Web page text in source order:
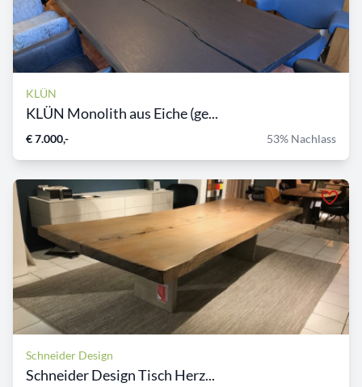
KLÜN
KLÜN Monolith aus Eiche (ge...
€ 7.000,- 53% Nachlass
Schneider Design
Schneider Design Tisch Herz...